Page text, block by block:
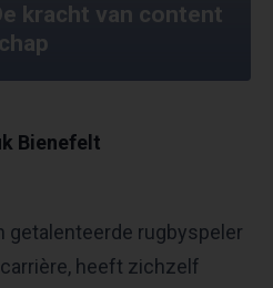
kracht van content
Bienefelt
getalenteerde rugbyspeler
heeft zichzelf